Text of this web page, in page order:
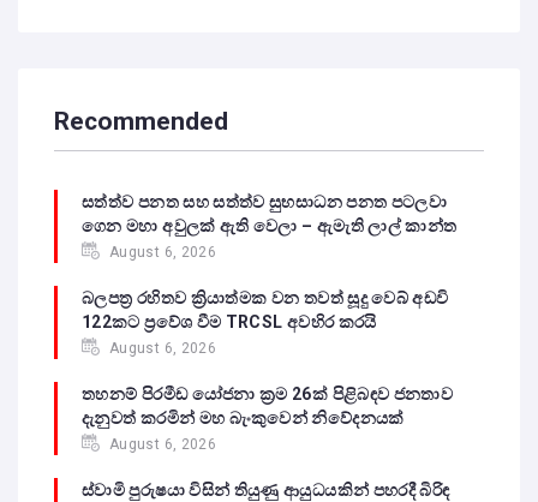
Recommended
සත්ත්ව පනත සහ සත්ත්ව සුභසාධන පනත පටලවා
ගෙන මහා අවුලක් ඇති වෙලා – ඇමැති ලාල් කාන්ත
August 6, 2026
බලපත්‍ර රහිතව ක්‍රියාත්මක වන තවත් සූදු වෙබ් අඩවි
122කට ප්‍රවේශ වීම TRCSL අවහිර කරයි
August 6, 2026
තහනම් පිරමීඩ යෝජනා ක්‍රම 26ක් පිළිබඳව ජනතාව
දැනුවත් කරමින් මහ බැංකුවෙන් නිවේදනයක්
August 6, 2026
ස්වාමි පුරුෂයා විසින් තියුණු ආයුධයකින් පහරදී බිරිඳ